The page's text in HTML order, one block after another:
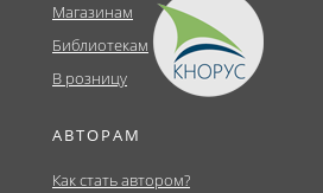
Магазинам
Библиотекам
В розницу
АВТОРАМ
Как стать автором?